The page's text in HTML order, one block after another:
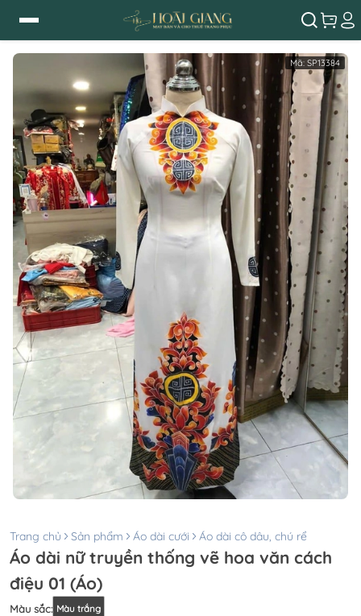
Mã: SP13384
Trang chủ Sản phẩm Áo dài cưới Áo dài cô dâu, chú rể
Áo dài nữ truyền thống vẽ hoa văn cách
điệu 01 (Áo)
Màu sắc: Màu trắng